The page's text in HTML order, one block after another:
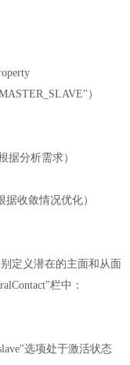
）
据分析需求）
据收敛情况优化）
别定义潜在的主面和从面
栏中：
选项处于激活状态